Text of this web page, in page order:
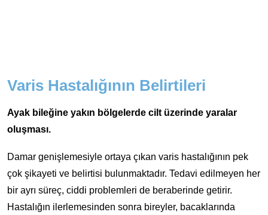
Varis Hastalığının Belirtileri
Ayak bileğine yakın bölgelerde cilt üzerinde yaralar
oluşması.
Damar genişlemesiyle ortaya çıkan varis hastalığının pek
çok şikayeti ve belirtisi bulunmaktadır. Tedavi edilmeyen her
bir ayrı süreç, ciddi problemleri de beraberinde getirir.
Hastalığın ilerlemesinden sonra bireyler, bacaklarında